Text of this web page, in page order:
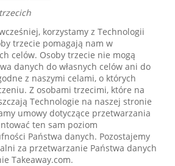
korzystamy z Technologii
trzecie pomagają nam w
celów. Osoby trzecie nie mogą
danych do własnych celów ani do
z naszymi celami, o których
Z osobami trzecimi, które na
Technologie na naszej stronie
umowy dotyczące przetwarzania
ten sam poziom
Państwa danych. Pozostajemy
za przetwarzanie Państwa danych
Takeaway.com.